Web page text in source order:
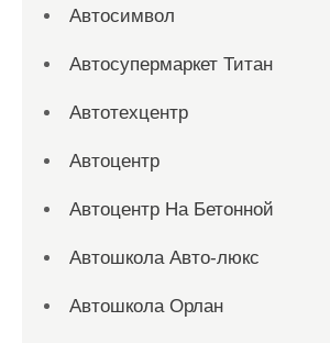
Автосимвол
Автосупермаркет Титан
Автотехцентр
Автоцентр
Автоцентр На Бетонной
Автошкола Авто-люкс
Автошкола Орлан